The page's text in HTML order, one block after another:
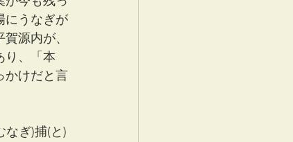
にうなぎが
源内が、
り、「本
かけだと言
なぎ)捕(と)